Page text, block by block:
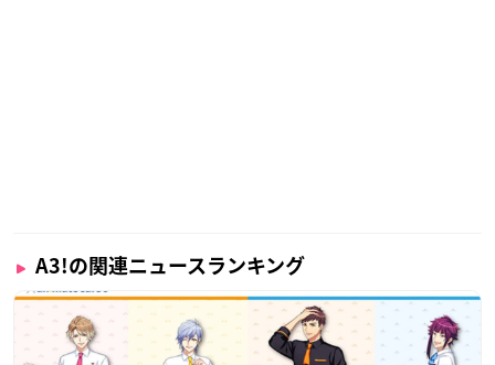
A3!の関連ニュースランキング